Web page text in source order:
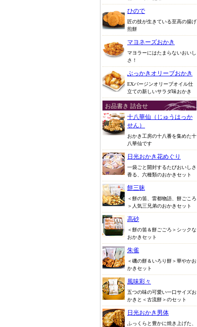
ひので
匠の技が生きている至高の揚げ
煎餅
マヨネーズおかき
マヨラーにはたまらないおいし
さ！
ぶっかきオリーブおかき
EXバージンオリーブオイル仕
立ての新しいサラダ味おかき
お品書き 詰合せ
十八華仙（じゅうはっか
せん）
おかき工房の十八番を集めた十
八華仙です
日光おかき花めぐり
一袋ごと開封するたびおいしさ
香る、六種類のおかきセット
餅三昧
＜餅の笛、雷都物語、餅ごころ
＞人気三兄弟のおかきセット
高砂
＜餅の笛＆餅ごごろ＞シックな
おかきセット
朱雀
＜磯の餅＆いろり餅＞華やかお
かきセット
風味彩々
五つの味の可愛い一口サイズお
かきと＜古流餅＞のセット
日光おかき男体
ふっくらと豊かに焼き上げた、